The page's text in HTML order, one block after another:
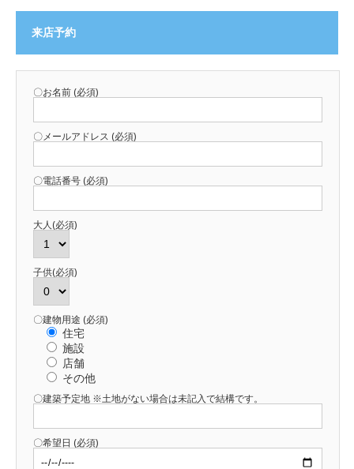
来店予約
〇お名前 (必須)
〇メールアドレス (必須)
〇電話番号 (必須)
大人(必須)
子供(必須)
〇建物用途 (必須)
住宅
施設
店舗
その他
〇建築予定地 ※土地がない場合は未記入で結構です。
〇希望日 (必須)